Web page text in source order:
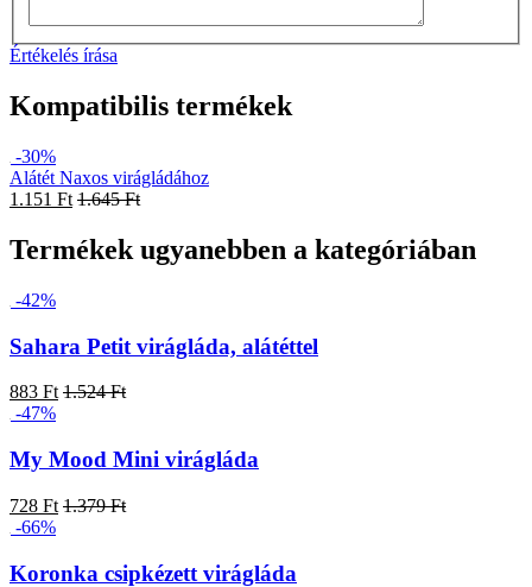
Értékelés írása
Kompatibilis termékek
-30%
Alátét Naxos virágládához
1.151 Ft 1.645 Ft
Termékek ugyanebben a kategóriában
-42%
Sahara Petit virágláda, alátéttel
883 Ft 1.524 Ft
-47%
My Mood Mini virágláda
728 Ft 1.379 Ft
-66%
Koronka csipkézett virágláda